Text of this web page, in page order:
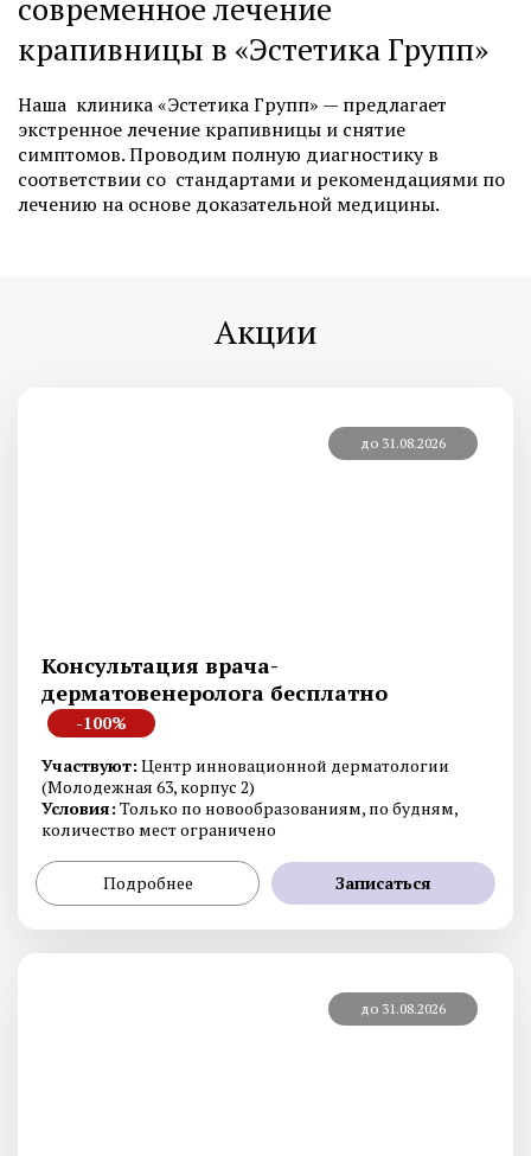
современное лечение
крапивницы в «Эстетика Групп»
Наша клиника «Эстетика Групп» — предлагает
экстренное лечение крапивницы и снятие
симптомов. Проводим полную диагностику в
соответствии со стандартами и рекомендациями по
лечению на основе доказательной медицины.
Акции
до 31.08.2026
Консультация врача-
дерматовенеролога бесплатно
-100%
Участвуют: Центр инновационной дерматологии
(Молодежная 63, корпус 2)
Условия: Только по новообразованиям, по будням,
количество мест ограничено
Подробнее Записаться
до 31.08.2026